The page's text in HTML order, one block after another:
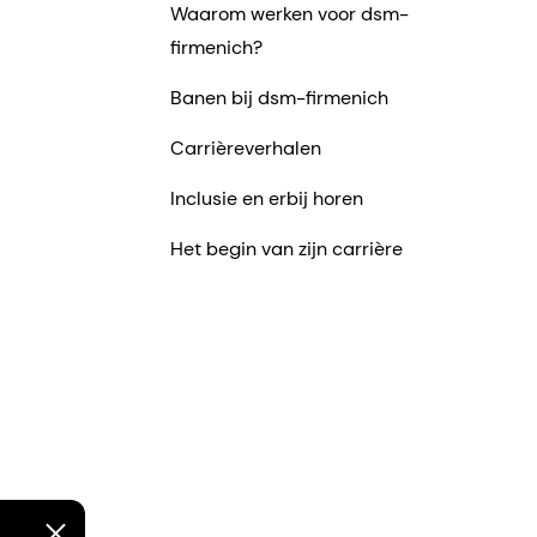
Waarom werken voor dsm-
firmenich?
Banen bij dsm-firmenich
Carrièreverhalen
Inclusie en erbij horen
Het begin van zijn carrière